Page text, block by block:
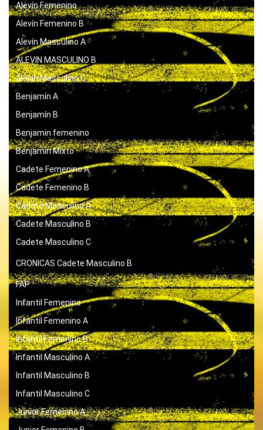
Alevín Femenino
Alevín Femenino B
Alevín Masculino A
ALEVIN MASCULINO B
Alevín Masculino C
Benjamín A
Benjamín B
Benjamin femenino
Benjamín Mixto
Cadete Femenino A
Cadete Femenino B
Cadete Masculino A
Cadete Masculino B
Cadete Masculino C
CRONICAS Cadete Masculino B
FAP
Infantil Femenino
Infantil Femenino A
Infantil Femenino B
Infantil Masculino A
Infantil Masculino B
Infantil Masculino C
Junior Femenino A